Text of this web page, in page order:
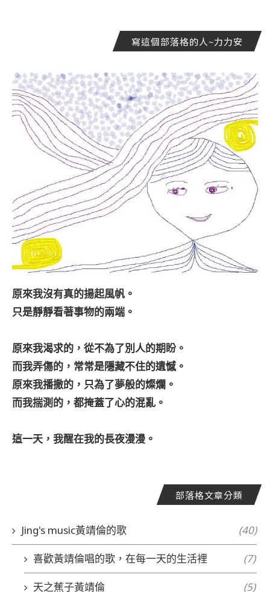
寫這個部落格的人~力力安
原來我沒有真的揚起風帆。
只是靜靜看著事物的兩端。
原來我渴求的，從不為了別人的期盼。
而我弄傷的，常常是隱藏不住的遺憾。
原來我播撒的，只為了夢般的燦爛。
而我揣測的，都掩蓋了心的混亂。
這一天，我醒在我的長夜漫漫。
部落格文章分類
Jing's music黃靖倫的歌 (40)
喜歡黃靖倫唱的歌，在每一天的生活裡 (7)
天之蕉子黃靖倫 (5)